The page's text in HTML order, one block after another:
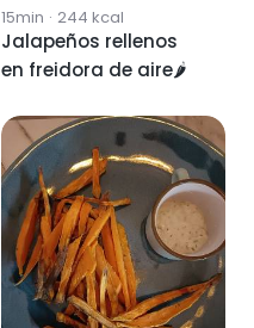
15min · 244 kcal
Jalapeños rellenos
en freidora de aire🌶️